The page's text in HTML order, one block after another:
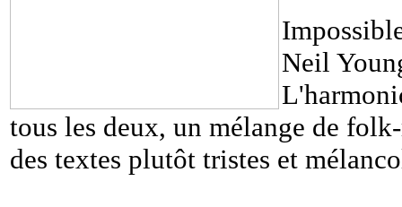
Neil
tous les deux, un mélange de
des textes plutôt tristes et